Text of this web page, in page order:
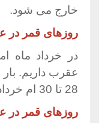
خارج می شود.
روزهای قمر در
در خرداد ماه
عقرب داریم.
28 تا 30 ام خرداد قمر وارد عقرب میشود.
روزهای قمر در